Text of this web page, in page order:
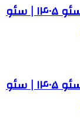
🔍 خدمات سئو حرفه‌ای + تعرفه سئو ۱۴۰۵ | سئو
🔍 خدمات سئو حرفه‌ای + تعرفه سئو ۱۴۰۵ | سئو